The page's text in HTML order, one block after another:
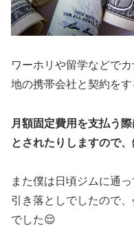
ワーホリや留学などで
地の携帯会社と契約をす
月額固定費用を支払う
とされたりしますので
また僕は日頃ジムに通
引き落としでしたので
でした😌